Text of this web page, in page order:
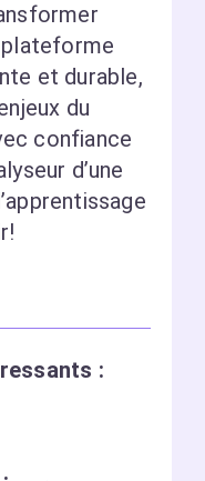
et durable,
du
confiance
d’une
: